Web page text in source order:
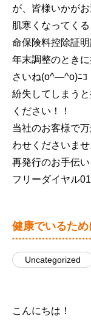
が、皆様いかが
肌寒くなってく
命保険料控除証明
年末調整のとき
さいね(o^―^o)ﾆｺ
紛失してしまう
ください！！
当社のお客様で
わせくださいませ
再発行のお手伝い
フリーダイヤル
健康でいるため
Uncategorized
こんにちは！